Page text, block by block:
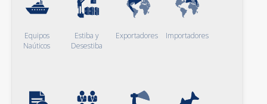
Equipos
Naúticos
Estiba y
Desestiba
Exportadores Importadores